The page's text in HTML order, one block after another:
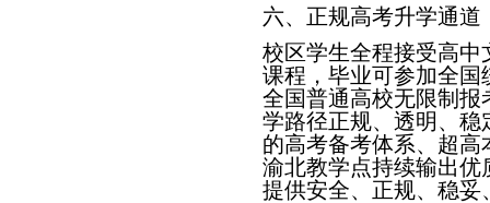
六、正规高考升学通
校区学生全程接受高
课程，毕业可参加全
全国普通高校无限制
学路径正规、透明、
的高考备考体系、超
渝北教学点持续输出
提供安全、正规、稳妥